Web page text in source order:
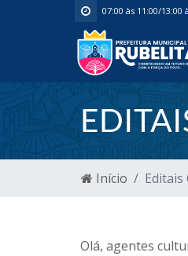
07:00 às 11:00/13:00
Início
Olá, agentes